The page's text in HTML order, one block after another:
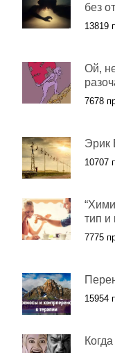
без
13819
Ой,
7678
Эрик
10707
тип и
7775
15954